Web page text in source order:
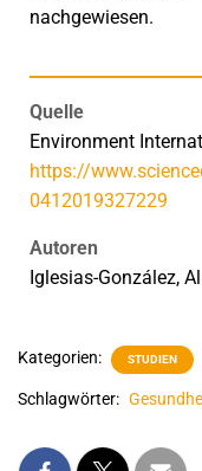
nachgewiesen.
Quelle
Environment
https://
0412019327229
Autoren
Iglesias-González,
Kategorien: STUDIEN
Schlagwörter: